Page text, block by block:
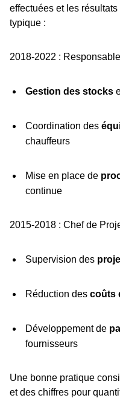
effectuées et les
typique :
2018-2022 :
Gestion des stocks
Coordination des
chauffeurs
Mise en place de
continue
2015-2018 : Chef de
Supervision des
Réduction des coûts
Développement de
fournisseurs
Une bonne pratique
et des chiffres pour